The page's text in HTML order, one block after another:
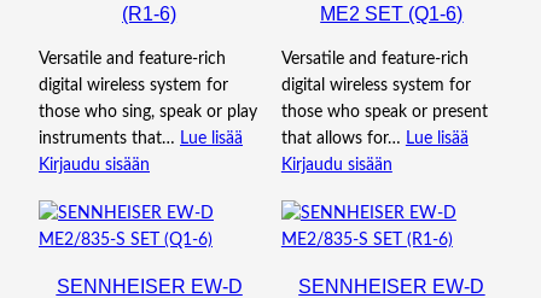
(R1-6)
Versatile and feature-rich
digital wireless system for
those who sing, speak or play
instruments that… Lue lisää
Kirjaudu sisään
ME2 SET (Q1-6)
Versatile and feature-rich
digital wireless system for
those who speak or present
that allows for… Lue lisää
Kirjaudu sisään
SENNHEISER EW-D
SENNHEISER EW-D